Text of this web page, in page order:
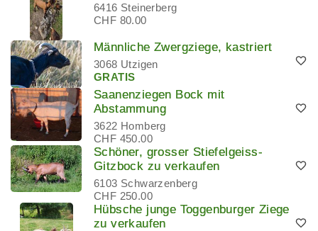
6416 Steinerberg
CHF 80.00
Männliche Zwergziege, kastriert
3068 Utzigen
GRATIS
Saanenziegen Bock mit
Abstammung
3622 Homberg
CHF 450.00
Schöner, grosser Stiefelgeiss-
Gitzbock zu verkaufen
6103 Schwarzenberg
CHF 250.00
Hübsche junge Toggenburger Ziege
zu verkaufen